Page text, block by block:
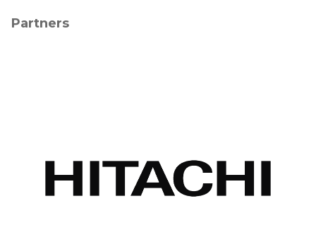
Partners